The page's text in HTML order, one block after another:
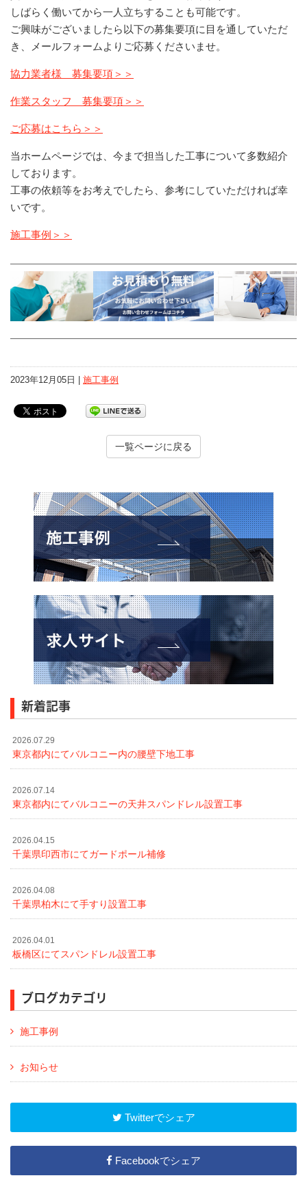
しばらく働いてから一人立ちすることも可能です。
ご興味がございましたら以下の募集要項に目を通していただ
き、メールフォームよりご応募くださいませ。
協力業者様 募集要項＞＞
作業スタッフ 募集要項＞＞
ご応募はこちら＞＞
当ホームページでは、今まで担当した工事について多数紹介
しております。
工事の依頼等をお考えでしたら、参考にしていただければ幸
いです。
施工事例＞＞
2023年12月05日 | 施工事例
一覧ページに戻る
新着記事
2026.07.29
東京都内にてバルコニー内の腰壁下地工事
2026.07.14
東京都内にてバルコニーの天井スパンドレル設置工事
2026.04.15
千葉県印西市にてガードポール補修
2026.04.08
千葉県柏木にて手すり設置工事
2026.04.01
板橋区にてスパンドレル設置工事
ブログカテゴリ
施工事例
お知らせ
Twitterでシェア
Facebookでシェア